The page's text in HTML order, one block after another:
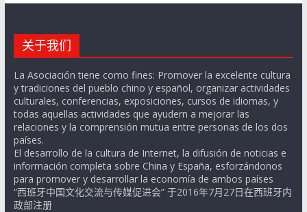
关于我们
La Asociación tiene como fines: Promover la excelente cultura
y tradiciones del pueblo chino y español, organizar actividades
culturales, conferencias, exposiciones, cursos de idiomas, y
todas aquellas actividades que ayudern a mejorar las
relaciones y la comprensión mutua entre personas de los dos
países.
El desarrollo de la cultura de Internet, la difusión de noticias e
información completa sobre China y España, esforzándonos
para promover y desarrollar la economía de ambos países
“西班牙中国文化交流与传媒促进会” 于2016年7月27日在西班牙内
政部注册